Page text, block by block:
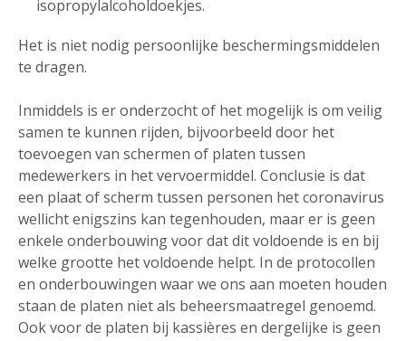
isopropylalcoholdoekjes.
Het is niet nodig persoonlijke beschermingsmiddelen
te dragen.
Inmiddels is er onderzocht of het mogelijk is om veilig
samen te kunnen rijden, bijvoorbeeld door het
toevoegen van schermen of platen tussen
medewerkers in het vervoermiddel. Conclusie is dat
een plaat of scherm tussen personen het coronavirus
wellicht enigszins kan tegenhouden, maar er is geen
enkele onderbouwing voor dat dit voldoende is en bij
welke grootte het voldoende helpt. In de protocollen
en onderbouwingen waar we ons aan moeten houden
staan de platen niet als beheersmaatregel genoemd.
Ook voor de platen bij kassières en dergelijke is geen